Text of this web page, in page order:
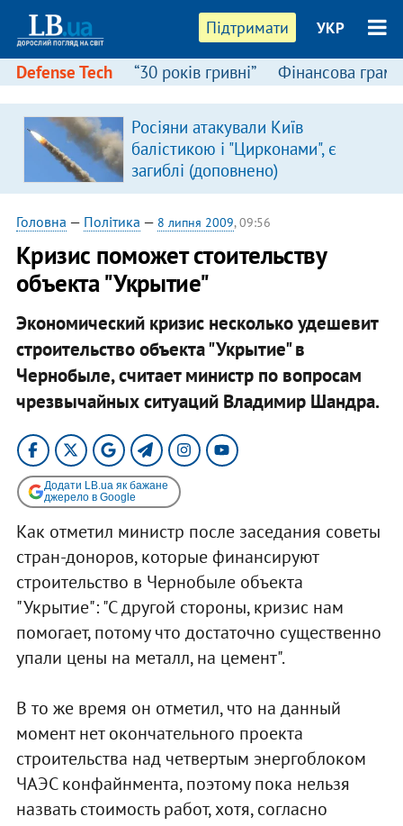
Підтримати УКР
Defense Tech “30 років гривні” Фінансова
Росіяни атакували Київ
балістикою і "Цирконами", є
загиблі (доповнено)
Головна — Політика — 8 липня 2009, 09:56
Кризис поможет стоительству
объекта "Укрытие"
Экономический кризис несколько удешевит
строительство объекта "Укрытие" в
Чернобыле, считает министр по вопросам
чрезвычайных ситуаций Владимир Шандра.
Додати LB.ua як бажане
джерело в Google
Как отметил министр после заседания советы
стран-доноров, которые финансируют
строительство в Чернобыле объекта
"Укрытие": "С другой стороны, кризис нам
помогает, потому что достаточно существенно
упали цены на металл, на цемент".
В то же время он отметил, что на данный
момент нет окончательного проекта
строительства над четвертым энергоблоком
ЧАЭС конфайнмента, поэтому пока нельзя
назвать стоимость работ, хотя, согласно